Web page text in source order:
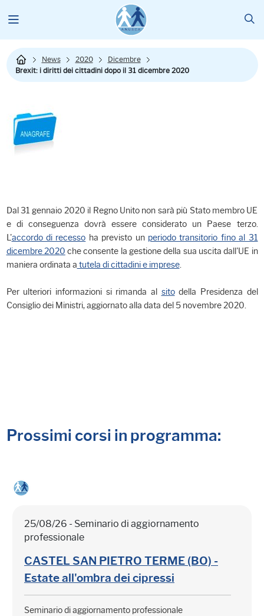
News 2020
Dicembre
Brexit: i diritti dei cittadini dopo il 31 dicembre 2020
Dal 31 gennaio 2020 il Regno Unito non sarà più Stato membro UE
e di conseguenza dovrà essere considerato un Paese terzo.
L'accordo di recesso ha previsto un periodo transitorio fino al 31
dicembre 2020 che consente la gestione della sua uscita dall'UE in
maniera ordinata a tutela di cittadini e imprese.
Per ulteriori informazioni si rimanda al sitodella Presidenza del
Consiglio dei Ministri, aggiornato alla data del 5 novembre 2020.
Prossimi corsi in programma:
25/08/26 - Seminario di aggiornamento
professionale
CASTEL SAN PIETRO TERME (BO) -
Estate all'ombra dei cipressi
Seminario di aggiornamento professionale